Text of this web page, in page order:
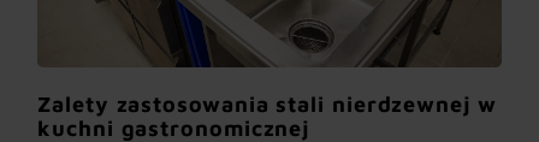
Zalety zastosowania stali nierdzewnej w
kuchni gastronomicznej